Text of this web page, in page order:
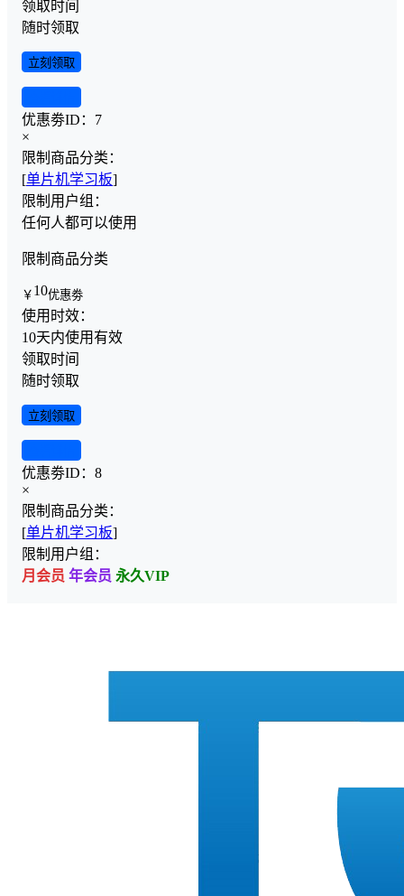
领取时间
随时领取
立刻领取
优惠劵ID： 7
×
限制商品分类：
[单片机学习板]
限制用户组：
任何人都可以使用
限制商品分类
￥ 10优惠劵
使用时效：
10天内使用有效
领取时间
随时领取
立刻领取
优惠劵ID： 8
×
限制商品分类：
[单片机学习板]
限制用户组：
月会员 年会员 永久VIP